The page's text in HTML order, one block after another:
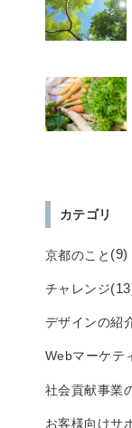
カテゴリ
京都のこと (9)
チャレンジ
デザインの紹
Webマーケテ
社会貢献事業
お客様向けサ